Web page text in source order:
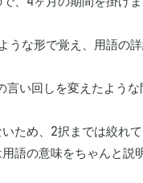
な形で覚え、用語の
い回しを変えたような
ため、2択までは絞れ
語の意味をちゃんと